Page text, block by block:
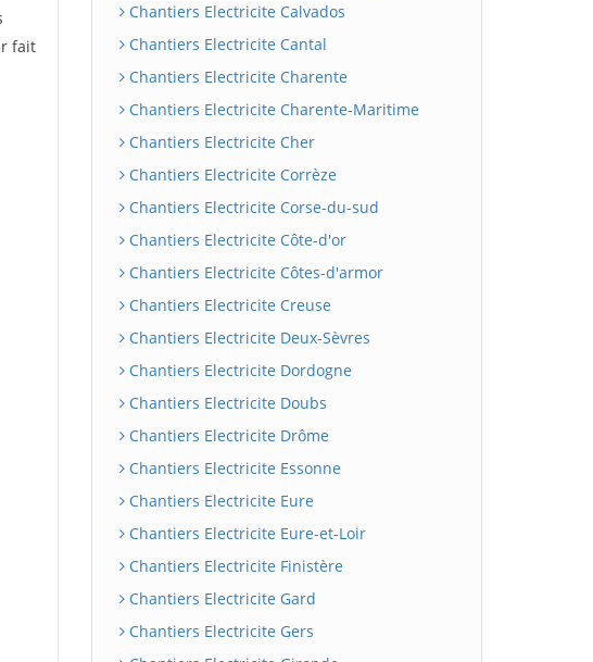
fait
Chantiers Electricite Calvados
Chantiers Electricite Cantal
Chantiers Electricite Charente
Chantiers Electricite Charente-Maritime
Chantiers Electricite Cher
Chantiers Electricite Corrèze
Chantiers Electricite Corse-du-sud
Chantiers Electricite Côte-d'or
Chantiers Electricite Côtes-d'armor
Chantiers Electricite Creuse
Chantiers Electricite Deux-Sèvres
Chantiers Electricite Dordogne
Chantiers Electricite Doubs
Chantiers Electricite Drôme
Chantiers Electricite Essonne
Chantiers Electricite Eure
Chantiers Electricite Eure-et-Loir
Chantiers Electricite Finistère
Chantiers Electricite Gard
Chantiers Electricite Gers